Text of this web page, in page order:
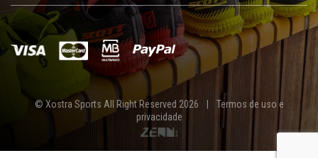
© Xostra Sports All Right Reserved 2026
Termos de uso e
privacidade